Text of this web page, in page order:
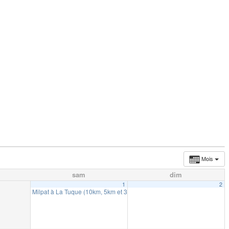
Mois
sam dim
1
Milpat à La Tuque (10km, 5km et 3km)
2